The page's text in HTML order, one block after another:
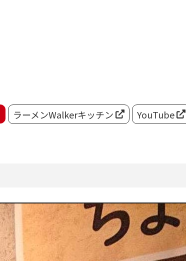
ラーメンWalkerキッチン YouTube